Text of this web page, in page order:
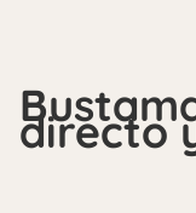
directo